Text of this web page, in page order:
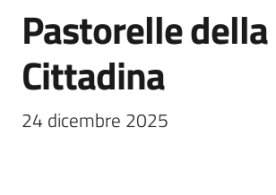
Amministrazione
Novità
Servizi
Salta al contenuto
Pastorelle
Cittadina
24 dicembre 2025